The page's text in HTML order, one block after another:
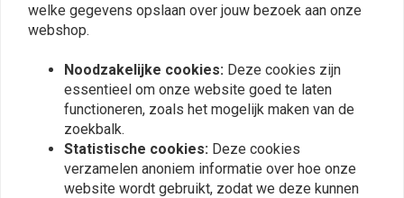
welke gegevens opslaan over jouw bezoek aan onze
webshop.
Noodzakelijke cookies: Deze cookies zijn
essentieel om onze website goed te laten
functioneren, zoals het mogelijk maken van de
zoekbalk.
Statistische cookies: Deze cookies
verzamelen anoniem informatie over hoe onze
website wordt gebruikt, zodat we deze kunnen